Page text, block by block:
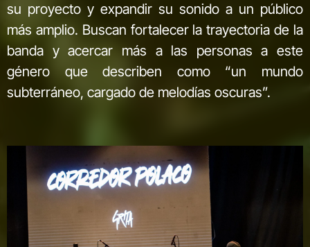
su proyecto y expandir su sonido a un público
más amplio. Buscan fortalecer la trayectoria de la
banda y acercar más a las personas a este
género que describen como “un mundo
subterráneo, cargado de melodías oscuras”.